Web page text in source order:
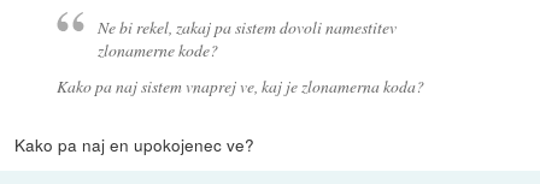
Ne bi rekel, zakaj pa sistem dovoli namestitev
zlonamerne kode?
Kako pa naj sistem vnaprej ve, kaj je zlonamerna koda?
Kako pa naj en upokojenec ve?